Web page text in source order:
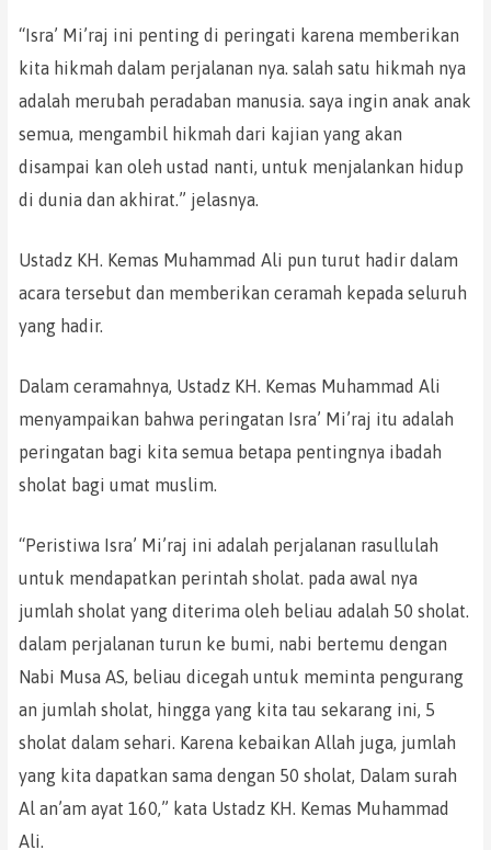
“Isra’ Mi’raj ini penting di peringati karena memberikan
kita hikmah dalam perjalanan nya. salah satu hikmah nya
adalah merubah peradaban manusia. saya ingin anak anak
semua, mengambil hikmah dari kajian yang akan
disampai kan oleh ustad nanti, untuk menjalankan hidup
di dunia dan akhirat.” jelasnya.
Ustadz KH. Kemas Muhammad Ali pun turut hadir dalam
acara tersebut dan memberikan ceramah kepada seluruh
yang hadir.
Dalam ceramahnya, Ustadz KH. Kemas Muhammad Ali
menyampaikan bahwa peringatan Isra’ Mi’raj itu adalah
peringatan bagi kita semua betapa pentingnya ibadah
sholat bagi umat muslim.
“Peristiwa Isra’ Mi’raj ini adalah perjalanan rasullulah
untuk mendapatkan perintah sholat. pada awal nya
jumlah sholat yang diterima oleh beliau adalah 50 sholat.
dalam perjalanan turun ke bumi, nabi bertemu dengan
Nabi Musa AS, beliau dicegah untuk meminta pengurang
an jumlah sholat, hingga yang kita tau sekarang ini, 5
sholat dalam sehari. Karena kebaikan Allah juga, jumlah
yang kita dapatkan sama dengan 50 sholat, Dalam surah
Al an’am ayat 160,” kata Ustadz KH. Kemas Muhammad
Ali.